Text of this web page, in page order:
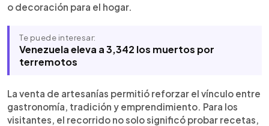
o decoración para el hogar.
Te puede interesar:
Venezuela eleva a 3,342 los muertos por
terremotos
La venta de artesanías permitió reforzar el vínculo entre
gastronomía, tradición y emprendimiento. Para los
visitantes, el recorrido no solo significó probar recetas,